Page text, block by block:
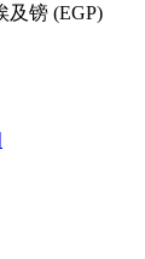
及镑 (EGP)